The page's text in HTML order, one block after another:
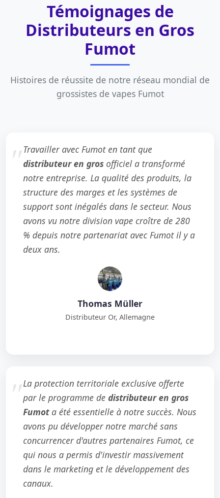
Témoignages de
Distributeurs en Gros
Fumot
Histoires de réussite de notre réseau mondial de
grossistes de vapes Fumot
Travailler avec Fumot en tant que
distributeur en gros officiel a transformé
notre entreprise. La qualité des produits, la
structure des marges et les systèmes de
support sont inégalés dans le secteur. Nous
avons vu notre division vape croître de 280
% depuis notre partenariat avec Fumot il y a
deux ans.
Thomas Müller
Distributeur Or, Allemagne
La protection territoriale exclusive offerte
par le programme de distributeur en gros
Fumota été essentielle à notre succès. Nous
avons pu développer notre marché sans
concurrencer d'autres partenaires Fumot, ce
qui nous a permis d'investir massivement
dans le marketing et le développement des
canaux.